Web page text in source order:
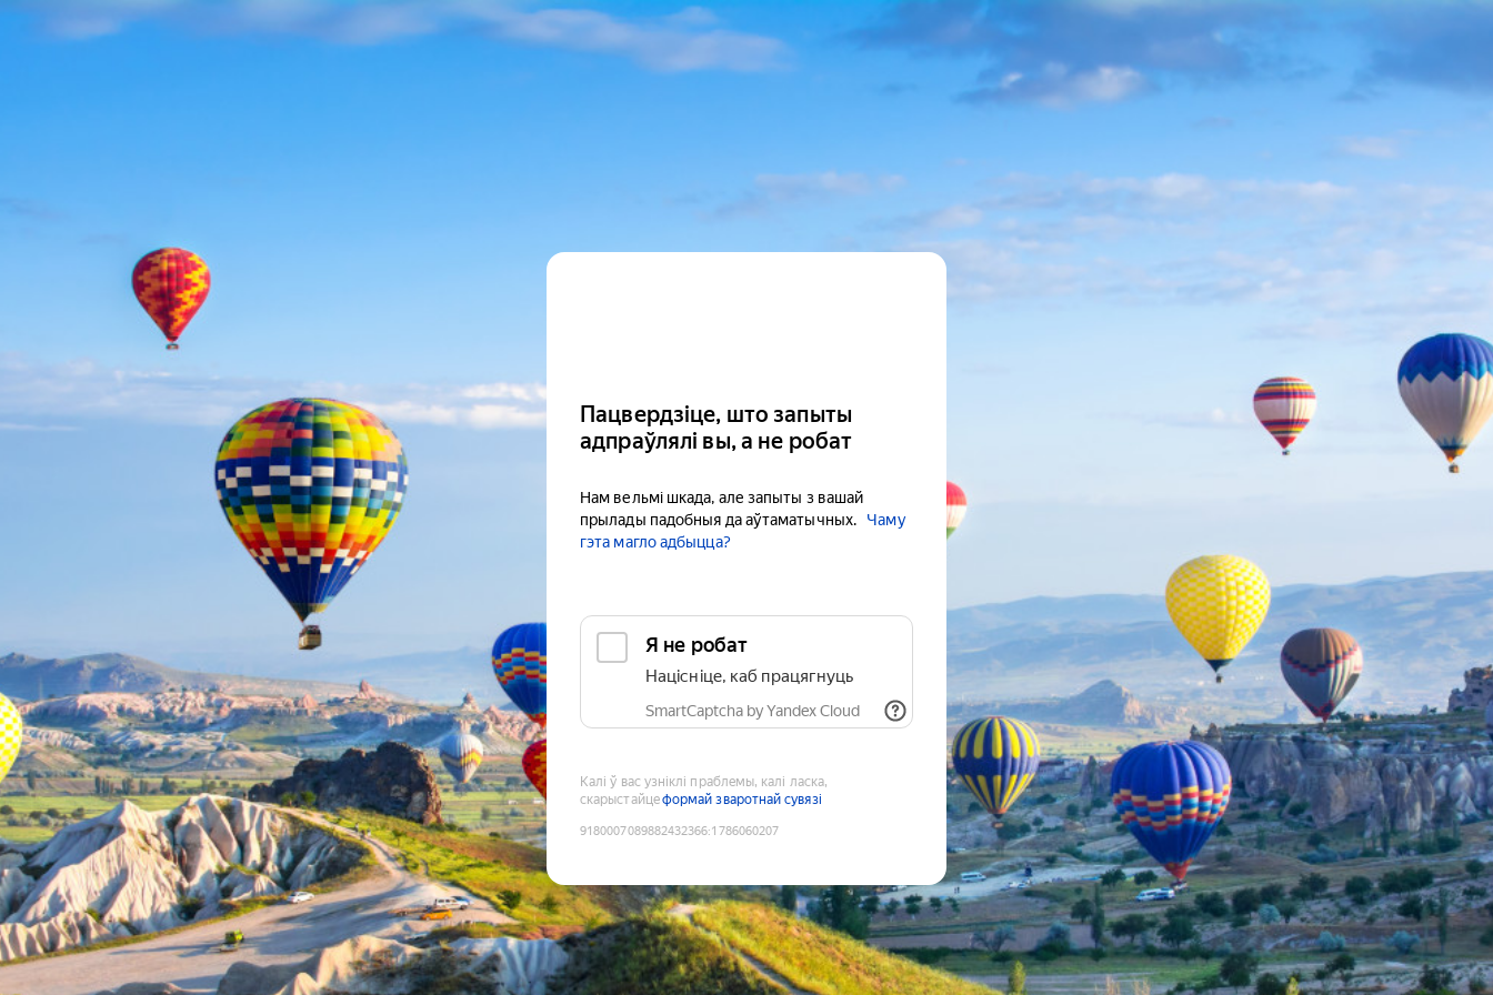
Пацвердзіце, што запыты
адпраўлялі вы, а не робат
Нам вельмі шкада, але запыты з вашай
прылады падобныя да аўтаматычных.
Чаму
гэта магло адбыцца?
Я не робат
Націсніце, каб працягнуць
SmartCaptcha by Yandex Cloud
Калі ў вас узніклі праблемы, калі ласка,
скарыстайцеформай зваротнай сувязі
9180007089882432366:1786060207